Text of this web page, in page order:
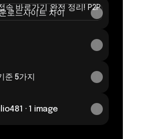
에도 여러 곳을 오가
on Tumblr
로드사이트 차이
준 5가지
· 1 image